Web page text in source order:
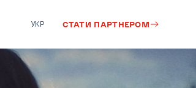
УКР СТАТИ ПАРТНЕРОМ